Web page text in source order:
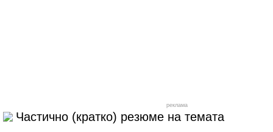
реклама
Частично (кратко) резюме на темата